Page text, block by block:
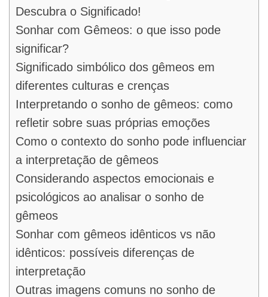
Descubra o Significado!
Sonhar com Gêmeos: o que isso pode
significar?
Significado simbólico dos gêmeos em
diferentes culturas e crenças
Interpretando o sonho de gêmeos: como
refletir sobre suas próprias emoções
Como o contexto do sonho pode influenciar
a interpretação de gêmeos
Considerando aspectos emocionais e
psicológicos ao analisar o sonho de
gêmeos
Sonhar com gêmeos idênticos vs não
idênticos: possíveis diferenças de
interpretação
Outras imagens comuns no sonho de